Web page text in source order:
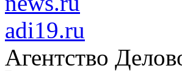
adi19.ru
Агентство